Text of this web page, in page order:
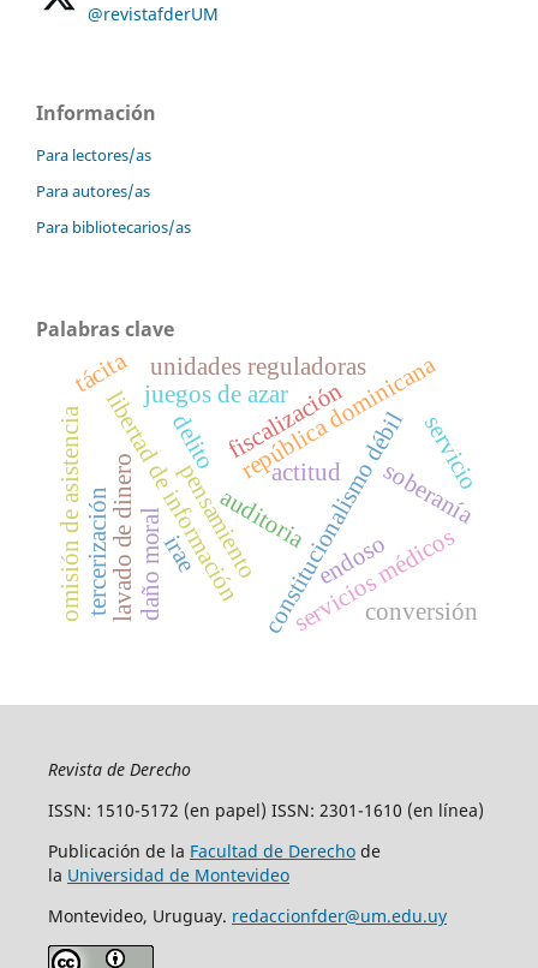
@revistafderUM
Información
Para lectores/as
Para autores/as
Para bibliotecarios/as
Palabras clave
constitucionalismo débil
república dominicana
fiscalización
auditoria soberanía
pensamiento actitud
libertad de información
lavado de dinero
delito
daño moral servicios médicos
unidades reguladoras
irae
tercerización
juegos de azar
omisión de asistencia conversión
tácita
servicio
endoso
Revista de Derecho
ISSN: 1510-5172 (en papel) ISSN: 2301-1610 (en línea)
Publicación de la Facultad de Derechode
la Universidad de Montevideo
Montevideo, Uruguay. redaccionfder@um.edu.uy